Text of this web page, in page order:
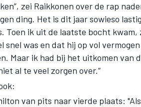
zei Raikkonen over de rap
ding. Het is dit jaar sowieso
Toen ik uit de laatste bocht
snel was en dat hij op vol
Maar ik had bij het uitkomen van
al te veel zorgen over.”
van pits naar vierde plaats: